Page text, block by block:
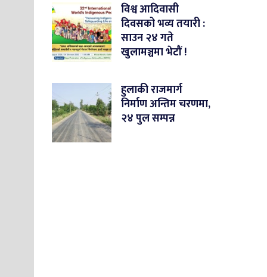
विश्व आदिवासी
दिवसको भव्य तयारी :
साउन २४ गते
खुलामञ्चमा भेटौं !
हुलाकी राजमार्ग
निर्माण अन्तिम चरणमा,
२४ पुल सम्पन्न